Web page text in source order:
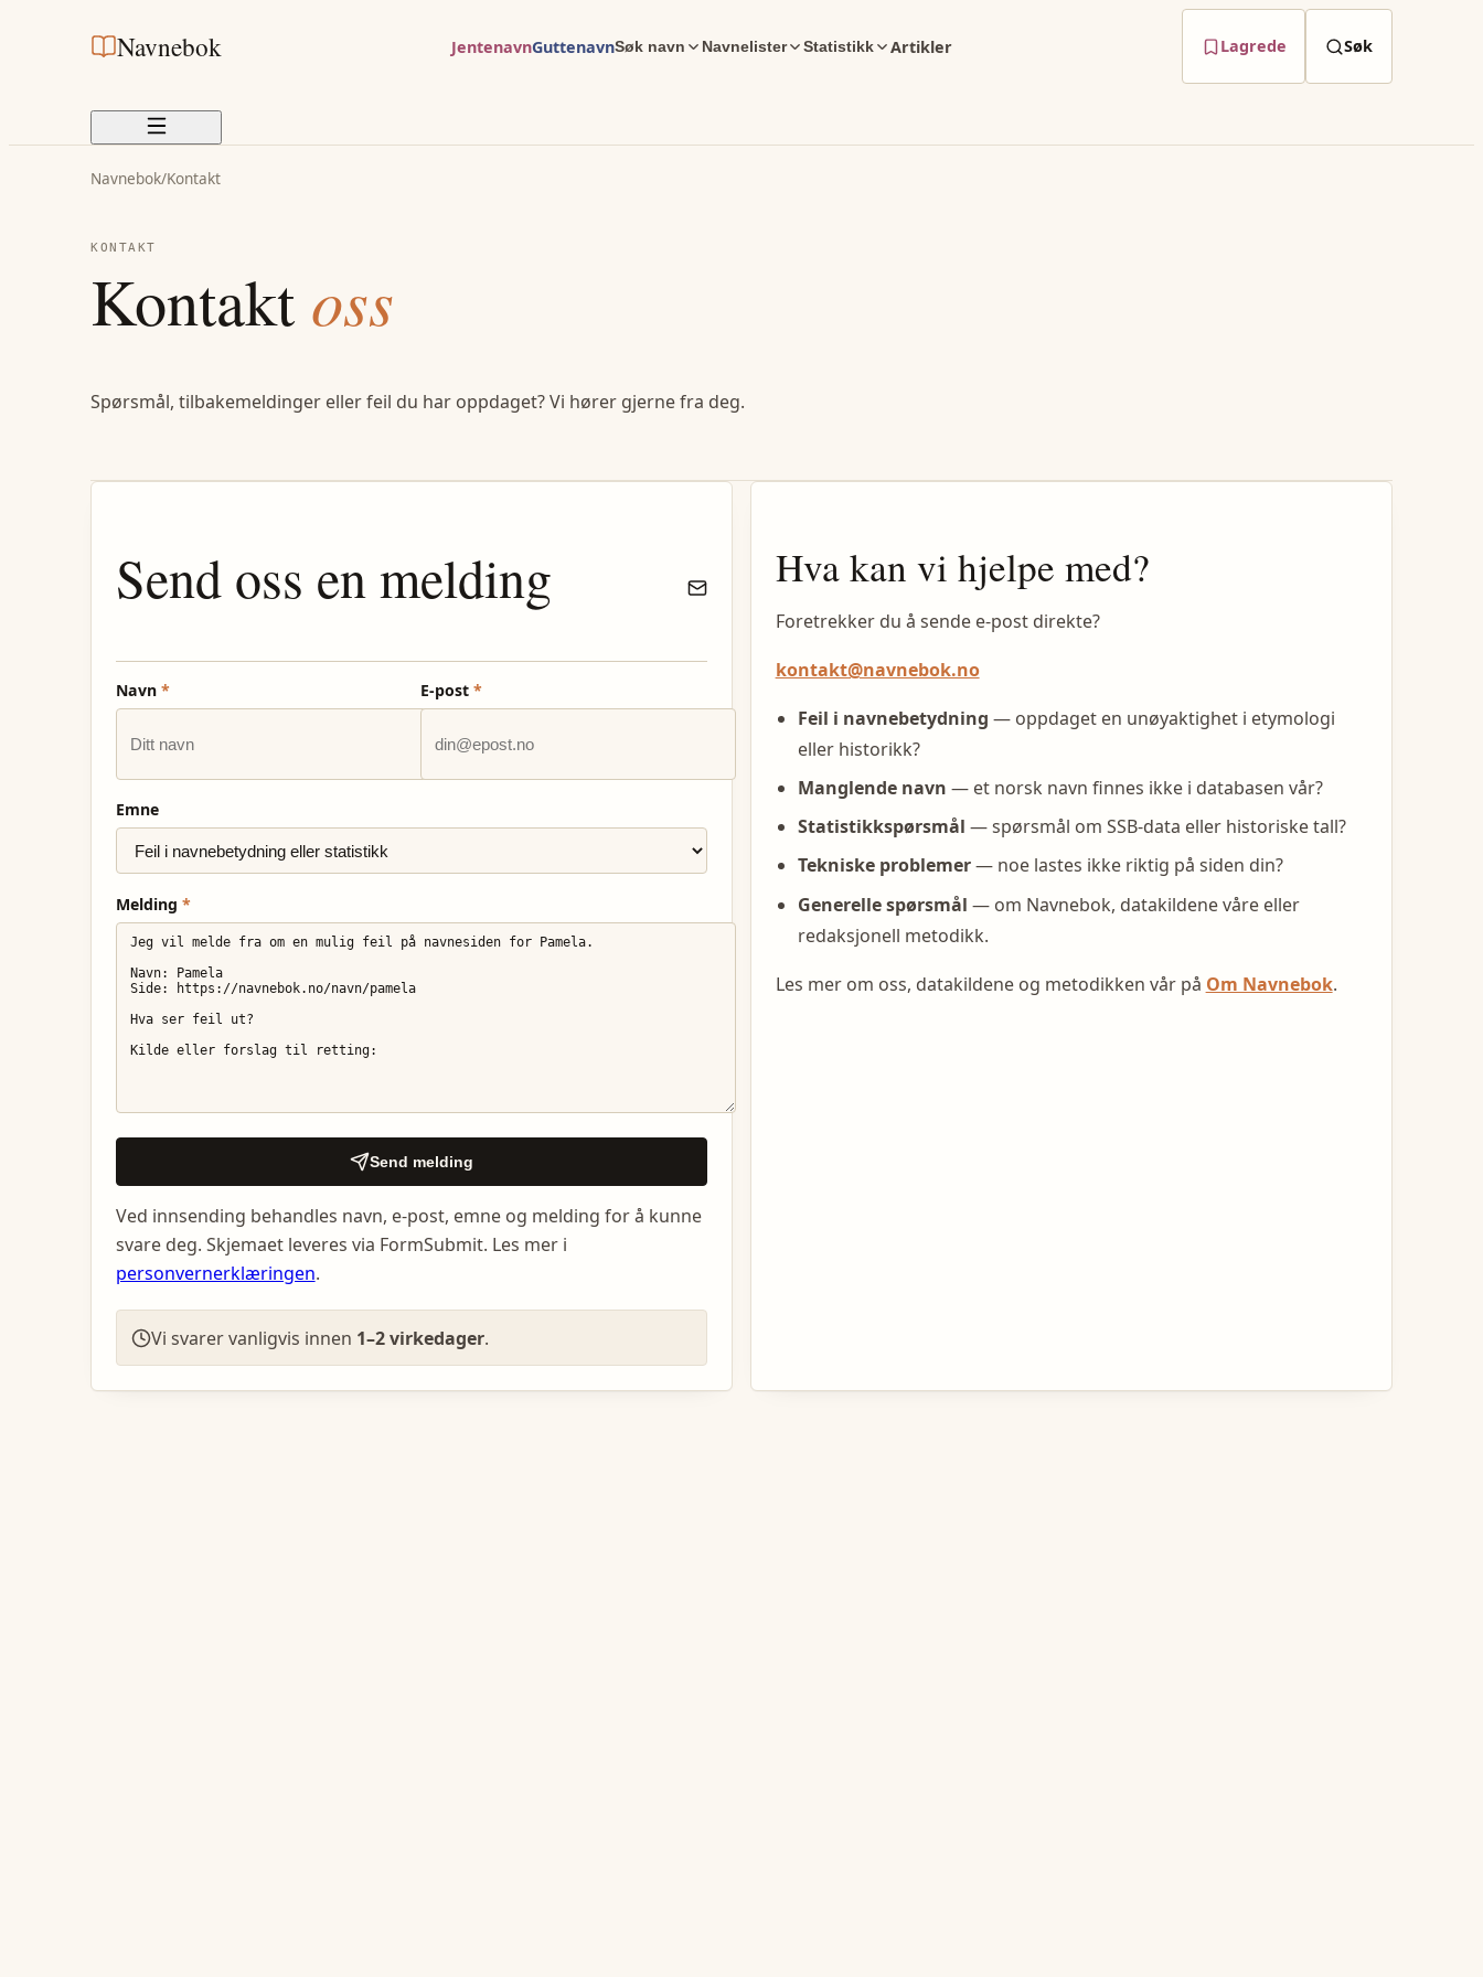
Navnebok JentenavnGuttenavnSøk navn Navnelister Statistikk Artikler Lagrede Søk
Navnebok/Kontakt
KONTAKT
Kontakt oss
Spørsmål, tilbakemeldinger eller feil du har oppdaget? Vi hører gjerne fra deg.
Send oss en melding
Navn * E-post *
Emne
Melding *
Send melding
Ved innsending behandles navn, e-post, emne og melding for å kunne
svare deg. Skjemaet leveres via FormSubmit. Les mer i
personvernerklæringen.
Vi svarer vanligvis innen 1–2 virkedager.
Hva kan vi hjelpe med?
Foretrekker du å sende e-post direkte?
kontakt@navnebok.no
Feil i navnebetydning — oppdaget en unøyaktighet i etymologi
eller historikk?
Manglende navn — et norsk navn finnes ikke i databasen vår?
Statistikkspørsmål — spørsmål om SSB-data eller historiske tall?
Tekniske problemer— noe lastes ikke riktig på siden din?
Generelle spørsmål — om Navnebok, datakildene våre eller
redaksjonell metodikk.
Les mer om oss, datakildene og metodikken vår på Om Navnebok.